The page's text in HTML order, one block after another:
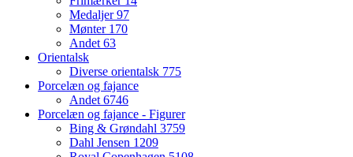
Medaljer97
Mønter 170
Andet 63
Orientalsk
Diverse orientalsk 775
Porcelæn og fajance
Andet 6746
Porcelæn og fajance - Figurer
Bing & Grøndahl 3759
Dahl Jensen 1209